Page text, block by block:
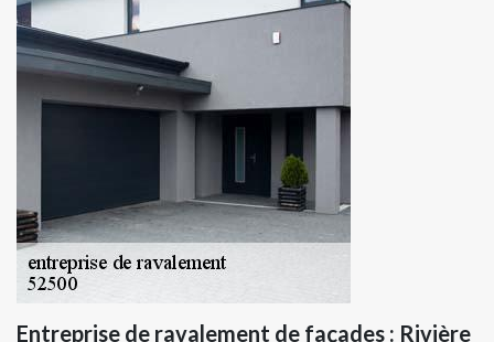
Entreprise de ravalement de façades : Rivière